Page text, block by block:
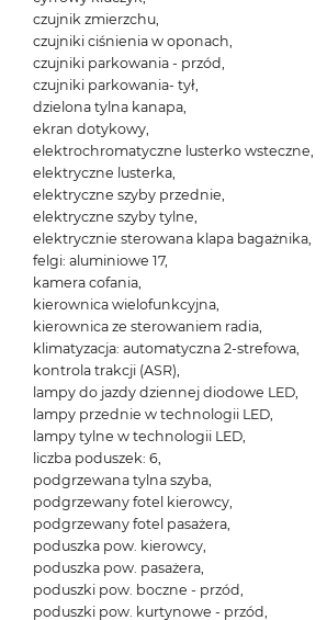
czujnik zmierzchu,
czujniki ciśnienia w oponach,
czujniki parkowania - przód,
czujniki parkowania- tył,
dzielona tylna kanapa,
ekran dotykowy,
elektrochromatyczne lusterko wsteczne,
elektryczne lusterka,
elektryczne szyby przednie,
elektryczne szyby tylne,
elektrycznie sterowana klapa bagażnika,
felgi: aluminiowe 17,
kamera cofania,
kierownica wielofunkcyjna,
kierownica ze sterowaniem radia,
klimatyzacja: automatyczna 2-strefowa,
kontrola trakcji (ASR),
lampy do jazdy dziennej diodowe LED,
lampy przednie w technologii LED,
lampy tylne w technologii LED,
liczba poduszek: 6,
podgrzewana tylna szyba,
podgrzewany fotel kierowcy,
podgrzewany fotel pasażera,
poduszka pow. kierowcy,
poduszka pow. pasażera,
poduszki pow. boczne - przód,
poduszki pow. kurtynowe - przód,